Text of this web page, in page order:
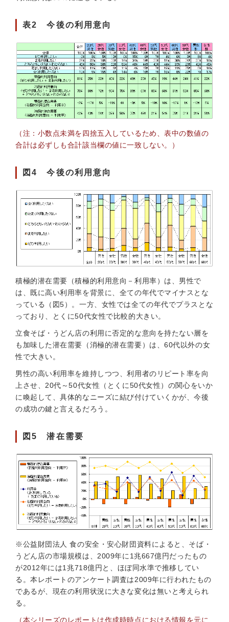
表2 今後の利用意向
（注：小数点未満を四捨五入しているため、表中の数値の
合計は必ずしも合計該当欄の値に一致しない。）
図4 今後の利用意向
積極的潜在需要（積極的利用意向－利用率）は、男性で
は、既に高い利用率を背景に、全ての年代でマイナスとな
っている（図5）。一方、女性では全ての年代でプラスとな
っており、とくに50代女性で比較的大きい。
立食そば・うどん店の利用に否定的な意向を持たない層を
も加味した潜在需要（消極的潜在需要）は、60代以外の女
性で大きい。
男性の高い利用率を維持しつつ、利用者のリピート率を向
上させ、20代～50代女性（とくに50代女性）の関心をいか
に喚起して、具体的なニーズに結び付けていくかが、今後
の成功の鍵と言えるだろう。
図5 潜在需要
※公益財団法人 食の安全・安心財団資料によると、そば・
うどん店の市場規模は、2009年に1兆667億円だったもの
が2012年には1兆718億円と、ほぼ同水準で推移してい
る。本レポートのアンケート調査は2009年に行われたもの
であるが、現在の利用状況に大きな変化は無いと考えられ
る。
（本シリーズのレポートは作成時時点における情報を元に